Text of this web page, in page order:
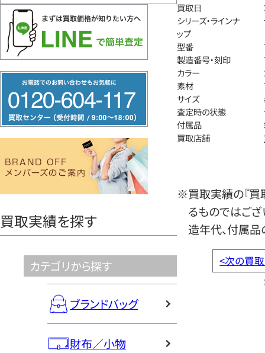
リ
ー
ヤ
買取実績を探す
カテゴリから探す
ブランドバッグ
財布／小物
買取日
シリーズ・ラインナ
ップ
型番
製造番号・刻印
カラー
素材
サイズ
査定時の状態
付属品
買取店舗
※買取実績の『買
るものではござ
造年代、付属品
<次の買